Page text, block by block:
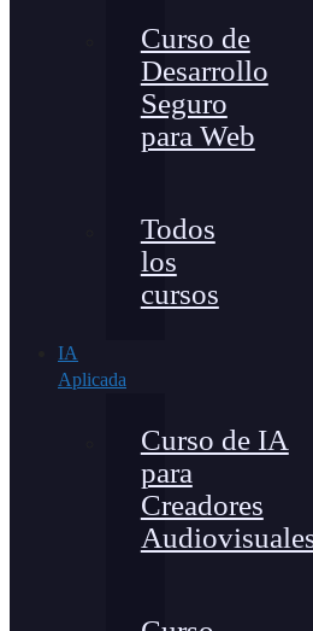
Curso de
Desarrollo
Seguro
para Web
Todos
los
cursos
IA
Aplicada
Curso de IA
para
Creadores